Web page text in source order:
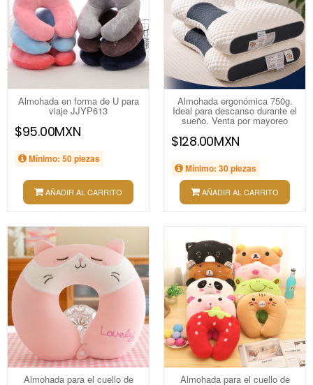
Almohada en forma de U para
viaje JJYP613
$95.00MXN
Mínimo: 50 piezas
AÑADIR AL CARRITO
Almohada ergonómica 750g.
Ideal para descanso durante el
sueño. Venta por mayoreo
$128.00MXN
Mínimo: 30 piezas
AÑADIR AL CARRITO
Almohada para el cuello de Almohada para el cuello de